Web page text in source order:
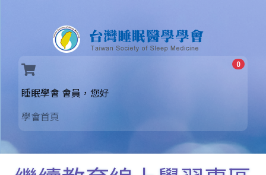
0
睡眠學會 會員，您好
學會首頁